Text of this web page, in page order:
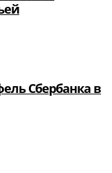
Сбербанка в